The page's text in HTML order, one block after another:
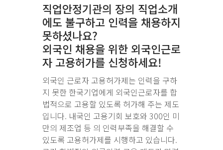
직업안정기관의 장의 직업소개
에도 불구하고 인력을 채용하지
못하셨나요?
외국인 채용을 위한 외국인근로
자 고용허가를 신청하세요!
외국인 근로자 고용허가제는 인력을 구하
지 못한 한국기업에게 외국인근로자를 합
법적으로 고용할 있도록 허가해 주는 제도
입니다. 내국인 고용기회 보호와 300인 미
만의 제조업 등 의 인력부족을 해결할 수
있도록 고용허가제를 시행하고 있습니다.